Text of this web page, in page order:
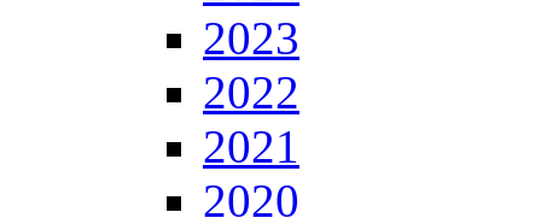
2023
2022
2021
2020